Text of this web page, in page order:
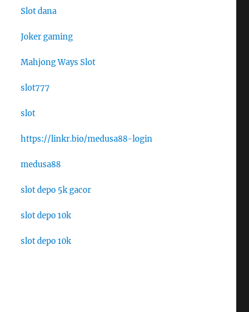
Slot dana
Joker gaming
Mahjong Ways Slot
slot777
slot
https://linkr.bio/medusa88-login
medusa88
slot depo 5k gacor
slot depo 10k
slot depo 10k